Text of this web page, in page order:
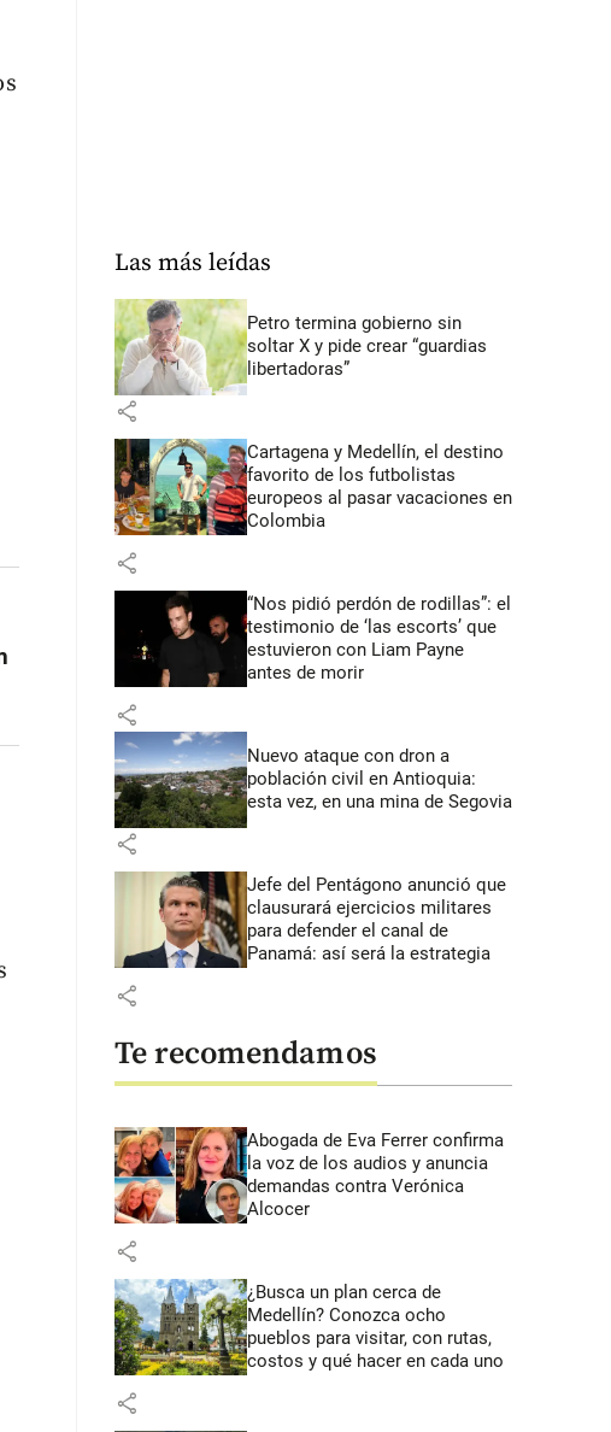
Las más leídas
Petro termina gobierno sin
soltar X y pide crear “guardias
libertadoras”
share
Cartagena y Medellín, el destino
favorito de los futbolistas
europeos al pasar vacaciones en
Colombia
share
“Nos pidió perdón de rodillas”: el
testimonio de ‘las escorts’ que
estuvieron con Liam Payne
antes de morir
share
Nuevo ataque con dron a
población civil en Antioquia:
esta vez, en una mina de Segovia
share
Jefe del Pentágono anunció que
clausurará ejercicios militares
para defender el canal de
Panamá: así será la estrategia
share
Te recomendamos
Abogada de Eva Ferrer confirma
la voz de los audios y anuncia
demandas contra Verónica
Alcocer
share
¿Busca un plan cerca de
Medellín? Conozca ocho
pueblos para visitar, con rutas,
costos y qué hacer en cada uno
share